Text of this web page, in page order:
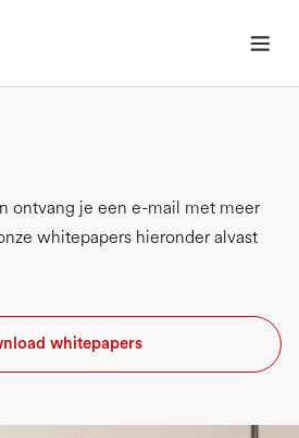
ontvang je een e-mail met meer
whitepapers hieronder alvast
whitepapers